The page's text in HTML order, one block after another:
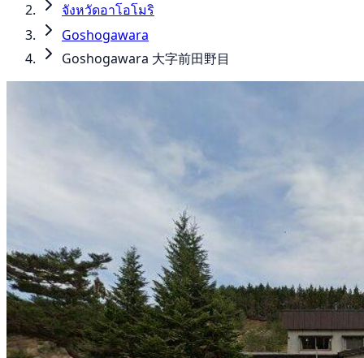
จังหวัดอาโอโมริ
Goshogawara
Goshogawara 大字前田野目